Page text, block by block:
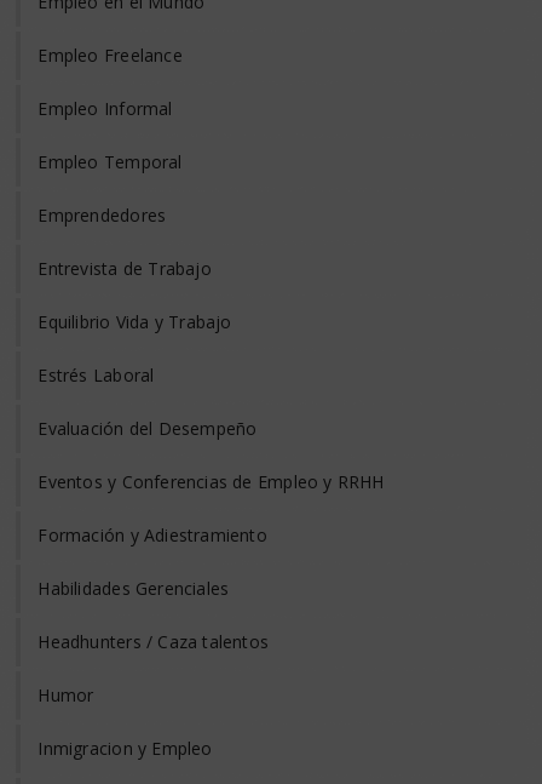
Empleo Freelance
Empleo Informal
Empleo Temporal
Emprendedores
Entrevista de Trabajo
Equilibrio Vida y Trabajo
Estrés Laboral
Evaluación del Desempeño
Eventos y Conferencias de Empleo y RRHH
Formación y Adiestramiento
Habilidades Gerenciales
Headhunters / Caza talentos
Humor
Inmigracion y Empleo